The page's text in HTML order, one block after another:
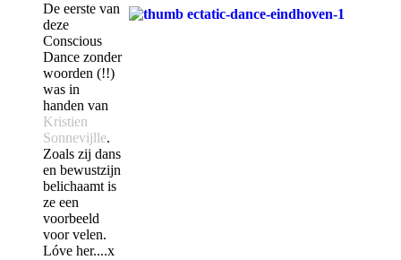
De eerste van
deze
Conscious
Dance zonder
woorden (!!)
was in
handen van
Kristien
Sonnevijlle.
Zoals zij dans
en bewustzijn
belichaamt is
ze een
voorbeeld
voor velen.
Lóve her....x